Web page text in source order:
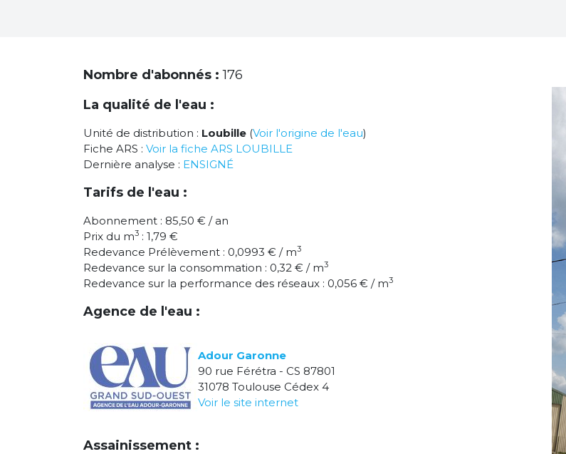
Nombre d'abonnés :176
La qualité de l'eau :
Unité de distribution : Loubille (Voir l'origine de l'eau)
Fiche ARS : Voir la fiche ARS LOUBILLE
Dernière analyse : ENSIGNÉ
Tarifs de l'eau :
Abonnement : 85,50 € / an
Prix du m3 : 1,79 €
Redevance Prélèvement : 0,0993 € / m3
Redevance sur la consommation : 0,32 € / m3
Redevance sur la performance des réseaux : 0,056 € / m3
Agence de l'eau :
Adour Garonne
90 rue Férétra - CS 87801
31078 Toulouse Cédex 4
Voir le site internet
Assainissement :